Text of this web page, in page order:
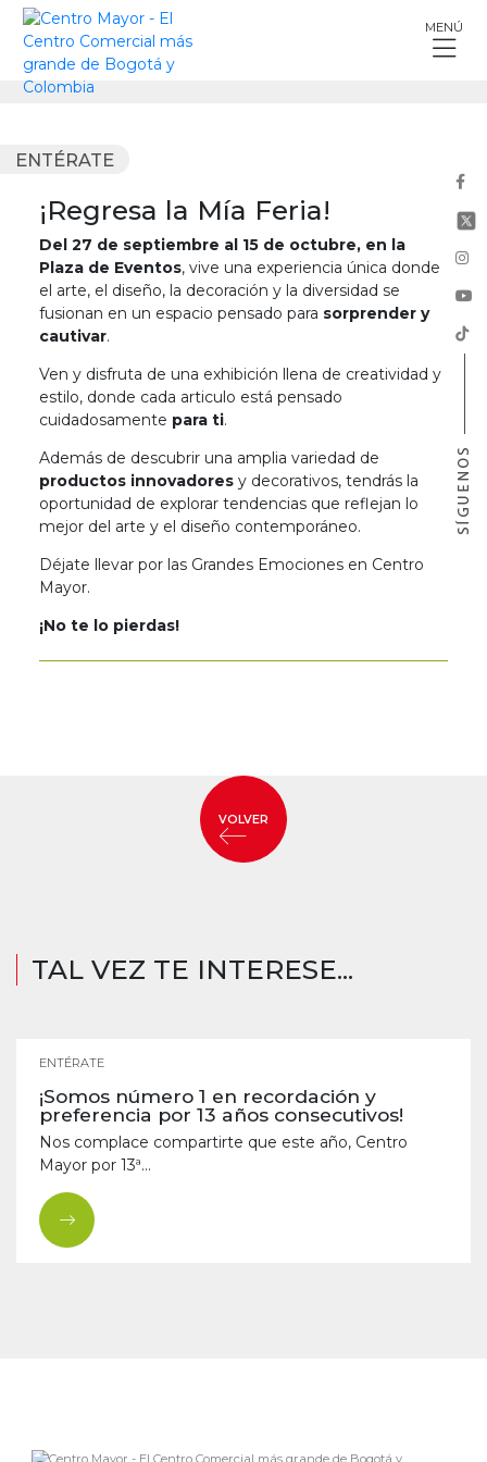
Skip
MENÚ
ENTÉRATE
¡Regresa la Mía Feria!
Del 27 de septiembre al 15 de octubre, en la
Plaza de Eventos, vive una experiencia única donde
el arte, el diseño, la decoración y la diversidad se
fusionan en un espacio pensado para sorprender y
cautivar.
Ven y disfruta de una exhibición llena de creatividad y
estilo, donde cada articulo está pensado
cuidadosamente para ti.
Además de descubrir una amplia variedad de
productos innovadores y decorativos, tendrás la
oportunidad de explorar tendencias que reflejan lo
mejor del arte y el diseño contemporáneo.
Déjate llevar por las Grandes Emociones en Centro
Mayor.
¡No te lo pierdas!
VOLVER
TAL VEZ TE INTERESE...
ENTÉRATE
¡Somos número 1 en recordación y
preferencia por 13 años consecutivos!
Nos complace compartirte que este año, Centro
Mayor por 13ª...